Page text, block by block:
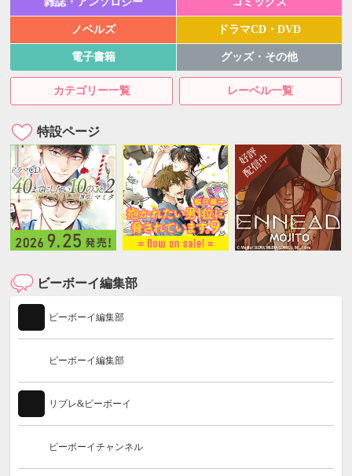
ノベルズ ドラマCD・DVD
電子書籍 グッズ・その他
カテゴリー一覧 レーベル一覧
特設ページ
ビーボーイ編集部
ビーボーイ編集部
ビーボーイ編集部
リブレ&ビーボーイ
ビーボーイチャンネル